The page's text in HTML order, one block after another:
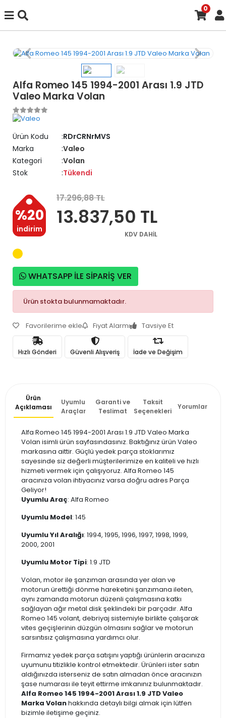
0
Alfa Romeo 145 1994-2001 Arası 1.9 JTD
Valeo Marka Volan
Ürün Kodu
RDrCRNrMVS
Marka
Valeo
Kategori
Volan
Stok
Tükendi
%20
indirim
17.296,88 TL
13.837,50 TL
KDV DAHİL
WHATSAPP İLE SİPARİŞ VER
Ürün stokta bulunmamaktadır.
Favorilerime ekle Fiyat Alarmı Tavsiye Et
Hızlı Gönderi Güvenli Alışveriş İade ve Değişim
Ürün
Açıklaması
Uyumlu
Araçlar
Garanti ve
Teslimat
Taksit
Seçenekleri
Yorumlar
Alfa Romeo 145 1994-2001 Arası 1.9 JTD Valeo Marka
Volan isimli ürün sayfasındasınız. Baktığınız ürün Valeo
markasına aittir. Güçlü yedek parça stoklarımız
sayesinde siz değerli müşterilerimize en kaliteli ve hızlı
hizmeti vermek için çalışıyoruz. Alfa Romeo 145
aracınıza volan ihtiyacınız varsa doğru adres Parça
Geliyor!
Uyumlu Araç: Alfa Romeo
Uyumlu Model: 145
Uyumlu Yıl Aralığı: 1994, 1995, 1996, 1997, 1998, 1999,
2000, 2001
Uyumlu Motor Tipi: 1.9 JTD
Volan, motor ile şanzıman arasında yer alan ve
motorun ürettiği dönme hareketini şanzımana ileten,
aynı zamanda motorun düzenli çalışmasına katkı
sağlayan ağır metal disk şeklindeki bir parçadır. Alfa
Romeo 145 volant, debriyaj sistemiyle birlikte çalışarak
vites geçişlerinin düzgün olmasını sağlar ve motorun
sarsıntısız çalışmasına yardımcı olur.
Firmamız yedek parça satışını yaptığı ürünlerin aracınıza
uyumunu titizlikle kontrol etmektedir. Ürünleri ister satın
aldığınızda isterseniz de satın almadan önce aracınızın
şase numarası ile teyit ettirme imkanınız bulunmaktadır.
Alfa Romeo 145 1994-2001 Arası 1.9 JTD Valeo
Marka Volanhakkında detaylı bilgi almak için lütfen
bizimle iletişime geçiniz.